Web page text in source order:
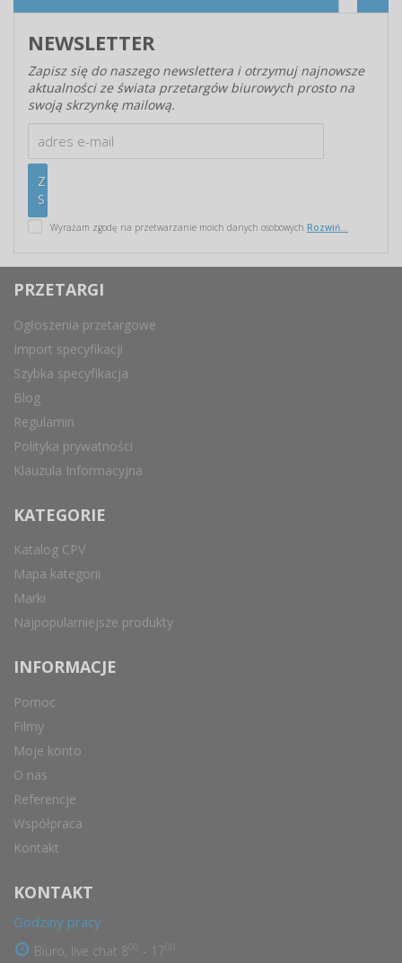
NEWSLETTER
Zapisz się do naszego newslettera i otrzymuj najnowsze
aktualności ze świata przetargów biurowych prosto na
swoją skrzynkę mailową.
Wyrażam zgodę na przetwarzanie moich danych osobowych Rozwiń...
PRZETARGI
Ogłoszenia przetargowe
Import specyfikacji
Szybka specyfikacja
Blog
Regulamin
Polityka prywatności
Klauzula Informacyjna
KATEGORIE
Katalog CPV
Mapa kategorii
Marki
Najpopularniejsze produkty
INFORMACJE
Pomoc
Filmy
Moje konto
O nas
Referencje
Współpraca
Kontakt
KONTAKT
Godziny pracy
Biuro, live chat 8 - 17